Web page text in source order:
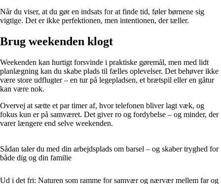
Når du viser, at du gør en indsats for at finde tid, føler børnene sig
vigtige. Det er ikke perfektionen, men intentionen, der tæller.
Brug weekenden klogt
Weekenden kan hurtigt forsvinde i praktiske gøremål, men med lidt
planlægning kan du skabe plads til fælles oplevelser. Det behøver ikke
være store udflugter – en tur på legepladsen, et brætspil eller en gåtur
kan være nok.
Overvej at sætte et par timer af, hvor telefonen bliver lagt væk, og
fokus kun er på samværet. Det giver ro og fordybelse – og minder, der
varer længere end selve weekenden.
Sådan taler du med din arbejdsplads om barsel – og skaber tryghed for
både dig og din familie
Ud i det fri: Naturen som ramme for samvær og nærvær mellem far og